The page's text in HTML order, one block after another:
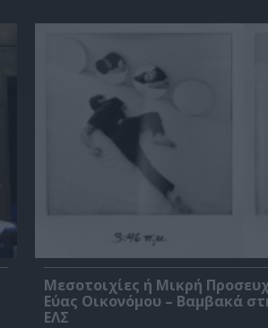
Μεσοτοιχίες ή Μικρή
Εύας Οικονόμου – Βαμβακά
ΕΛΣ